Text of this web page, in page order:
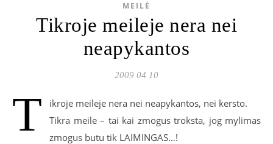
MEILĖ
Tikroje meileje nera nei
neapykantos
2009 04 10
T
ikroje meileje nera nei neapykantos, nei kersto.
Tikra meile – tai kai zmogus troksta, jog mylimas
zmogus butu tik LAIMINGAS…!